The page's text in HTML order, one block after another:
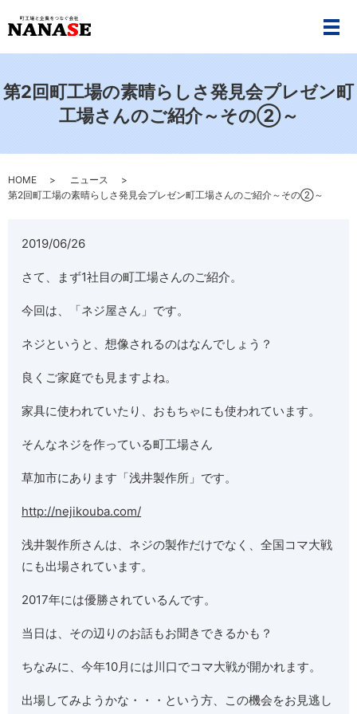
メ
第2回町工場の素晴らしさ発見会プレゼン町
工場さんのご紹介～その②～
HOME
ニュース
第2回町工場の素晴らしさ発見会プレゼン町工場さんのご紹介～その②～
2019/06/26
さて、まず1社目の町工場さんのご紹介。
今回は、「ネジ屋さん」です。
ネジというと、想像されるのはなんでしょう？
良くご家庭でも見ますよね。
家具に使われていたり、おもちゃにも使われています。
そんなネジを作っている町工場さん
草加市にあります「浅井製作所」です。
http://nejikouba.com/
浅井製作所さんは、ネジの製作だけでなく、全国コマ大戦
にも出場されています。
2017年には優勝されているんです。
当日は、その辺りのお話もお聞きできるかも？
ちなみに、今年10月には川口でコマ大戦が開かれます。
出場してみようかな・・・という方、この機会をお見逃し